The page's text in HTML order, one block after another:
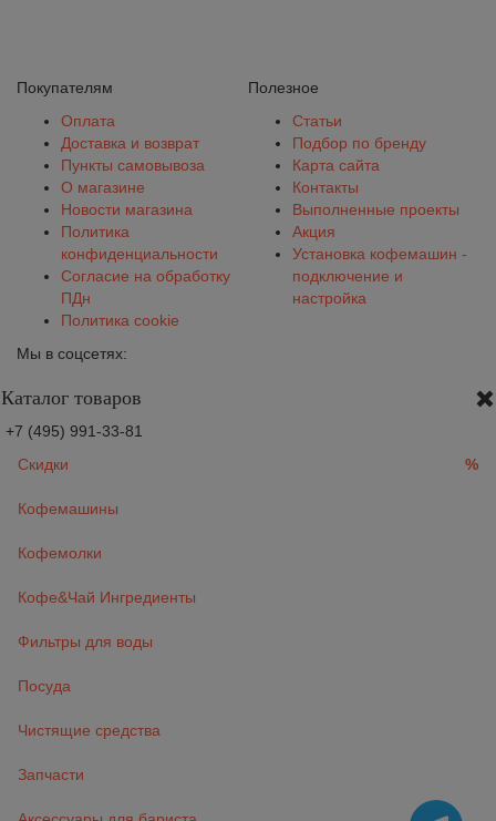
Покупателям
Оплата
Доставка и возврат
Пункты самовывоза
О магазине
Новости магазина
Политика
конфиденциальности
Согласие на обработку
ПДн
Политика cookie
Полезное
Статьи
Подбор по бренду
Карта сайта
Контакты
Выполненные проекты
Акция
Установка кофемашин -
подключение и
настройка
Мы в соцсетях:
Каталог товаров
+7 (495) 991-33-81
Скидки
%
Кофемашины
Кофемолки
Кофе&Чай Ингредиенты
Фильтры для воды
Посуда
Чистящие средства
Запчасти